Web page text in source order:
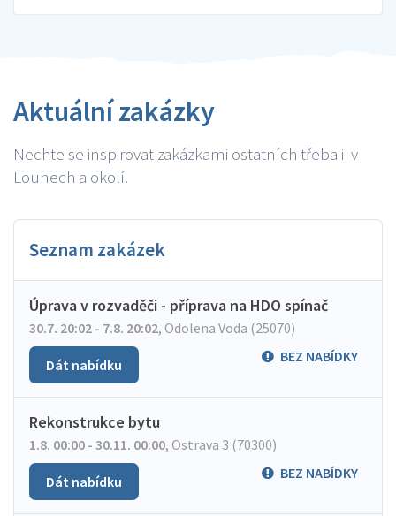
Aktuální zakázky
Nechte se inspirovat zakázkami ostatních třeba i v
Lounech a okolí.
Seznam zakázek
Úprava v rozvaděči - příprava na HDO spínač
30.7. 20:02 - 7.8. 20:02, Odolena Voda (25070)
BEZ NABÍDKY
Dát nabídku
Rekonstrukce bytu
1.8. 00:00 - 30.11. 00:00, Ostrava 3 (70300)
BEZ NABÍDKY
Dát nabídku